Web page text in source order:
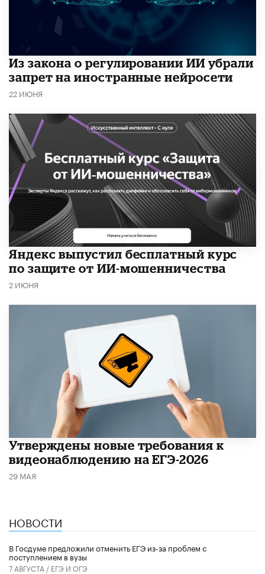
Из закона о регулировании ИИ убрали
запрет на иностранные нейросети
22 ИЮНЯ
​Яндекс выпустил бесплатный курс
по защите от ИИ-мошенничества
2 ИЮНЯ
Утверждены новые требования к
видеонаблюдению на ЕГЭ-2026
29 МАЯ
НОВОСТИ
В Госдуме предложили отменить ЕГЭ из-за проблем с
поступлением в вузы
7 АВГУСТА / ЕГЭ И ОГЭ